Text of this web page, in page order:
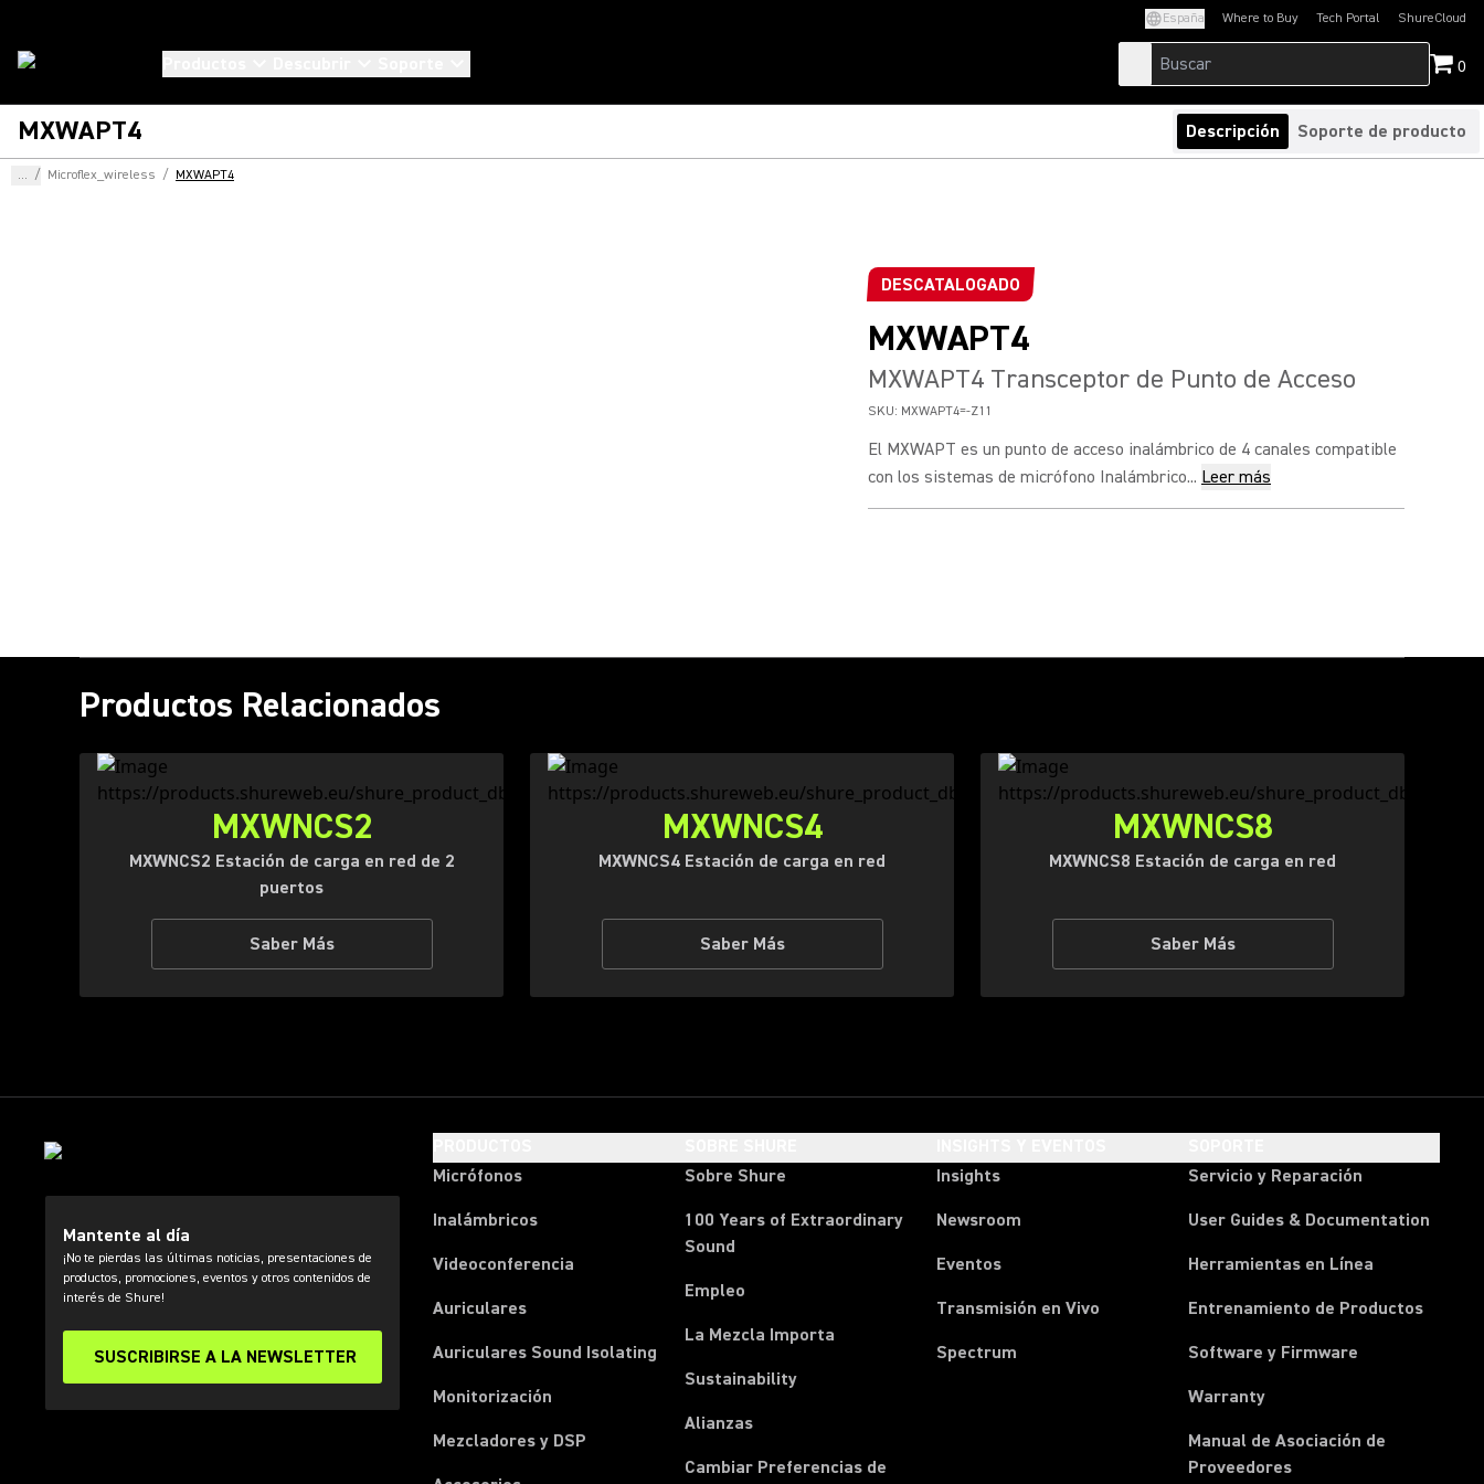
España Where to Buy Tech Portal
(Opens in a new tab)ShureCloud
(Opens in a new
0
MXWAPT4 Descripción Soporte de producto
... / Microflex_wireless / MXWAPT4
DESCATALOGADO
MXWAPT4
MXWAPT4 Transceptor de Punto de Acceso
SKU: MXWAPT4=-Z11
El MXWAPT es un punto de acceso inalámbrico de 4 canales compatible
con los sistemas de micrófono Inalámbrico... Leer más
Productos Relacionados
MXWNCS2
MXWNCS2 Estación de carga en red de 2
puertos
Saber Más
MXWNCS4
MXWNCS4 Estación de carga en red
Saber Más
MXWNCS8
MXWNCS8 Estación de carga en red
Saber Más
Mantente al día
¡No te pierdas las últimas noticias, presentaciones de
productos, promociones, eventos y otros contenidos de
interés de Shure!
SUSCRIBIRSE A LA NEWSLETTER
Micrófonos
Inalámbricos
Videoconferencia
Auriculares
Auriculares Sound Isolating
Monitorización
Mezcladores y DSP
Sobre Shure
100 Years of Extraordinary
Sound
Empleo
La Mezcla Importa
Sustainability
Alianzas
Cambiar Preferencias de
Insights
Newsroom
Eventos
Transmisión en Vivo
Spectrum
Servicio y Reparación
User Guides & Documentation
Herramientas en Línea
Entrenamiento de Productos
Software y Firmware
Warranty
Manual de Asociación de
Proveedores(Opens in a new tab)